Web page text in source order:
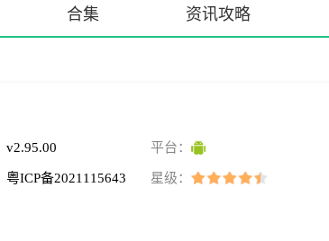
合集 资讯攻略
v2.95.00 平台：
粤ICP备2021115643 星级：